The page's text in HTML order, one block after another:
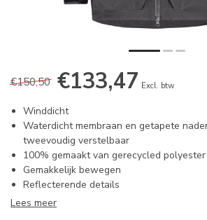
€150,50 €133,47 Excl. btw
Winddicht
Waterdicht membraan en getapete
tweevoudig verstelbaar
100% gemaakt van gerecycled polyester
Gemakkelijk bewegen
Reflecterende details
Lees meer